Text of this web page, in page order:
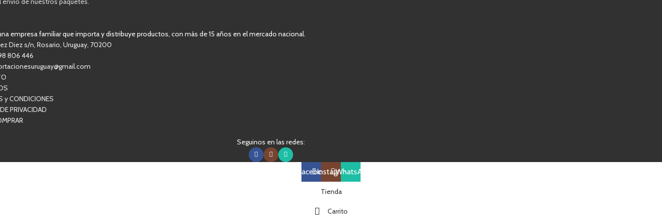
empresa familiar que importa y distribuye productos, con más de 15 años en el mercado nacional.
Diez s/n, Rosario, Uruguay, 70200
806 446
y CONDICIONES
PRIVACIDAD
Seguinos en las redes:
FacebookInstagramWhatsApp
Tienda
Carrito